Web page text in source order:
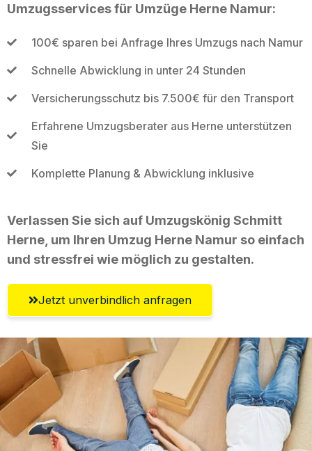
Umzugsservices für Umzüge Herne Namur:
100€ sparen bei Anfrage Ihres Umzugs nach Namur
Schnelle Abwicklung in unter 24 Stunden
Versicherungsschutz bis 7.500€ für den Transport
Erfahrene Umzugsberater aus Herne unterstützen
Sie
Komplette Planung & Abwicklung inklusive
Verlassen Sie sich auf Umzugskönig Schmitt
Herne, um Ihren Umzug Herne Namur so einfach
und stressfrei wie möglich zu gestalten.
Jetzt unverbindlich anfragen